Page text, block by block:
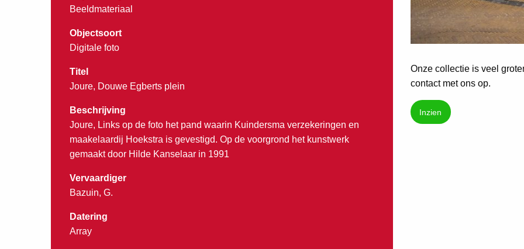
Beeldmateriaal
Objectsoort
Digitale foto
Titel
Joure, Douwe Egberts plein
Beschrijving
Joure, Links op de foto het pand waarin Kuindersma verzekeringen en
maakelaardij Hoekstra is gevestigd. Op de voorgrond het kunstwerk
gemaakt door Hilde Kanselaar in 1991
Vervaardiger
Bazuin, G.
Datering
Array
Onze collectie is veel
contact met ons op.
Inzien